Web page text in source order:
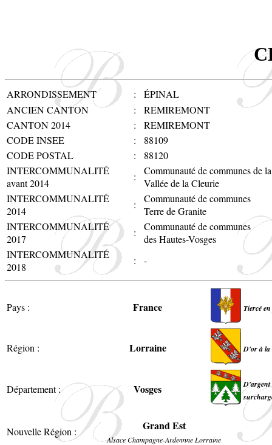
ARRONDISSEMENT :
ÉPINAL
ANCIEN CANTON
:
REMIREMONT
CANTON 2014
:
REMIREMONT
CODE INSEE
:
88109
CODE POSTAL
:
88120
INTERCOMMUNALITÉ
avant 2014
:
Communauté de communes de la
Vallée de la Cleurie
INTERCOMMUNALITÉ
2014
:
Communauté de communes
Terre de Granite
INTERCOMMUNALITÉ
2017
:
Communauté de communes
des Hautes-Vosges
INTERCOMMUNALITÉ
2018
: -
Pays : France Tiercé
Région : Lorraine D'or à la
Département : Vosges
Nouvelle Région : Grand Est
Alsace Champagne-Ardennne Lorraine